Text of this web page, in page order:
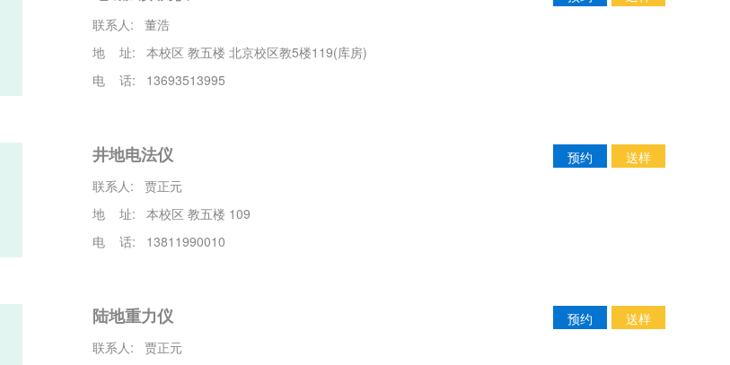
联系人: 董浩
地 址: 本校区 教五楼 北京校区教5楼119(库房)
电 话: 13693513995
井地电法仪 预约
送样
联系人: 贾正元
地 址: 本校区 教五楼 109
电 话: 13811990010
陆地重力仪 预约
送样
联系人: 贾正元